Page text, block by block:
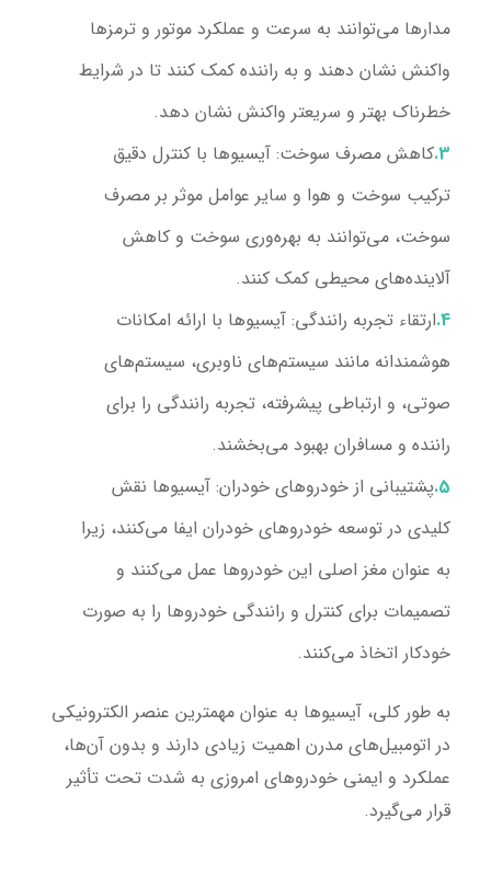
مدارها می‌توانند به سرعت و عملکرد موتور و ترمزها
واکنش نشان دهند و به راننده کمک کنند تا در شرایط
خطرناک بهتر و سریعتر واکنش نشان دهد.
کاهش مصرف سوخت: آیسیوها با کنترل دقیق
ترکیب سوخت و هوا و سایر عوامل موثر بر مصرف
سوخت، می‌توانند به بهره‌وری سوخت و کاهش
آلاینده‌های محیطی کمک کنند.
ارتقاء تجربه رانندگی: آیسیوها با ارائه امکانات
هوشمندانه مانند سیستم‌های ناوبری، سیستم‌های
صوتی، و ارتباطی پیشرفته، تجربه رانندگی را برای
راننده و مسافران بهبود می‌بخشند.
پشتیبانی از خودروهای خودران: آیسیوها نقش
کلیدی در توسعه خودروهای خودران ایفا می‌کنند، زیرا
به عنوان مغز اصلی این خودروها عمل می‌کنند و
تصمیمات برای کنترل و رانندگی خودروها را به صورت
خودکار اتخاذ می‌کنند.
به طور کلی، آیسیوها به عنوان مهمترین عنصر الکترونیکی
در اتومبیل‌های مدرن اهمیت زیادی دارند و بدون آن‌ها،
عملکرد و ایمنی خودروهای امروزی به شدت تحت تأثیر
قرار می‌گیرد.